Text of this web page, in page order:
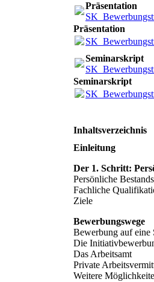
Präsentation
Präsentation
Seminarskript
Seminarskript
Inhaltsverzeichnis
Einleitung
Der 1. Schritt:
Persönliche
Fachliche
Ziele
Bewerbungswege
Bewerbung auf eine
Die
Das Arbeitsamt
Private
Weitere